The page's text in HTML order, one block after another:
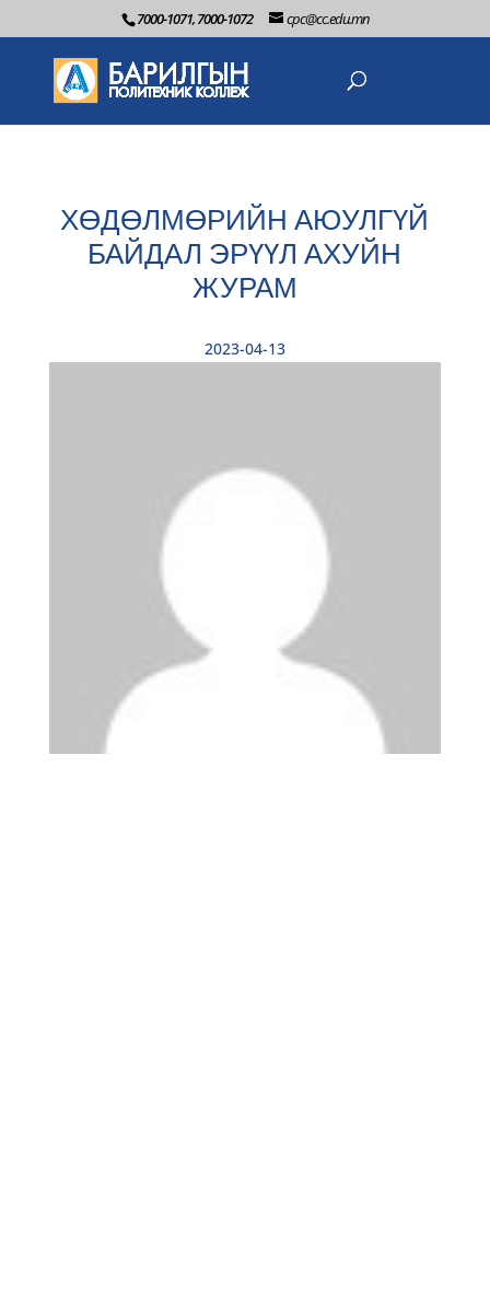
7000-1071, 7000-1072 cpc@cc.edu.mn
ХӨДӨЛМӨРИЙН АЮУЛГҮЙ
БАЙДАЛ ЭРҮҮЛ АХУЙН
ЖУРАМ
2023-04-13